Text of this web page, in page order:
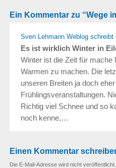
Ein Kommentar zu “Wege
Sven Lehmann Weblogschreibt
Es ist wirklich Winter in
Winter ist die Zeit für mache
Warmen zu machen. Die
unseren Breiten ja doch
Frühlingsveranstaltungen.
Richtig viel Schnee und so
noch kenne,…
Einen Kommentar
Die E-Mail-Adresse wird nicht